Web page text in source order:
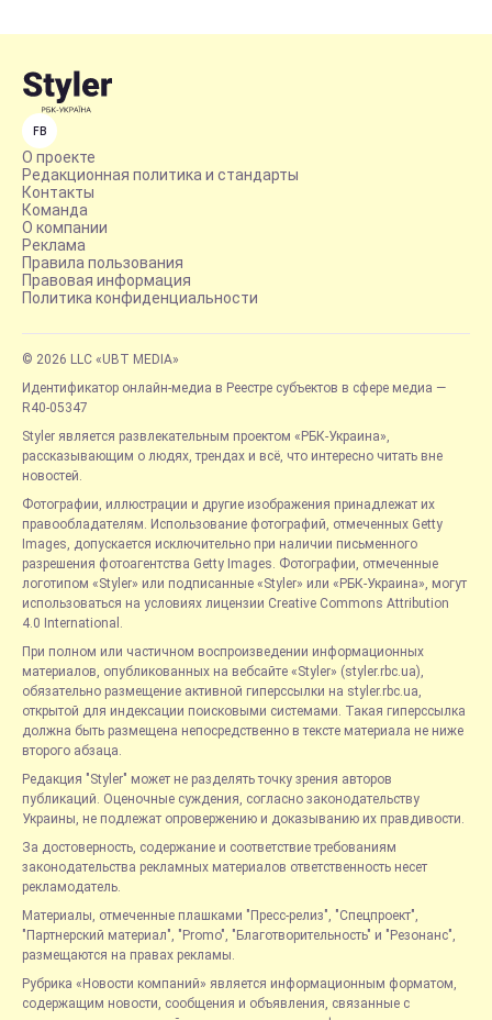
FB
О проекте
Редакционная политика и стандарты
Контакты
Команда
О компании
Реклама
Правила пользования
Правовая информация
Политика конфиденциальности
© 2026 LLC «UBT MEDIA»
Идентификатор онлайн-медиа в Реестре субъектов в сфере медиа —
R40-05347
Styler является развлекательным проектом «РБК-Украина»,
рассказывающим о людях, трендах и всё, что интересно читать вне
новостей.
Фотографии, иллюстрации и другие изображения принадлежат их
правообладателям. Использование фотографий, отмеченных Getty
Images, допускается исключительно при наличии письменного
разрешения фотоагентства Getty Images. Фотографии, отмеченные
логотипом «Styler» или подписанные «Styler» или «РБК-Украина», могут
использоваться на условиях лицензии Creative Commons Attribution
4.0 International.
При полном или частичном воспроизведении информационных
материалов, опубликованных на вебсайте «Styler» (styler.rbc.ua),
обязательно размещение активной гиперссылки на styler.rbc.ua,
открытой для индексации поисковыми системами. Такая гиперссылка
должна быть размещена непосредственно в тексте материала не ниже
второго абзаца.
Редакция "Styler" может не разделять точку зрения авторов
публикаций. Оценочные суждения, согласно законодательству
Украины, не подлежат опровержению и доказыванию их правдивости.
За достоверность, содержание и соответствие требованиям
законодательства рекламных материалов ответственность несет
рекламодатель.
Материалы, отмеченные плашками "Пресс-релиз", "Спецпроект",
"Партнерский материал", "Promo", "Благотворительность" и "Резонанс",
размещаются на правах рекламы.
Рубрика «Новости компаний» является информационным форматом,
содержащим новости, сообщения и объявления, связанные с